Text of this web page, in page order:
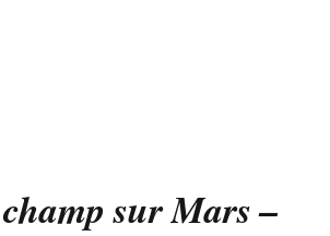
sur Mars –